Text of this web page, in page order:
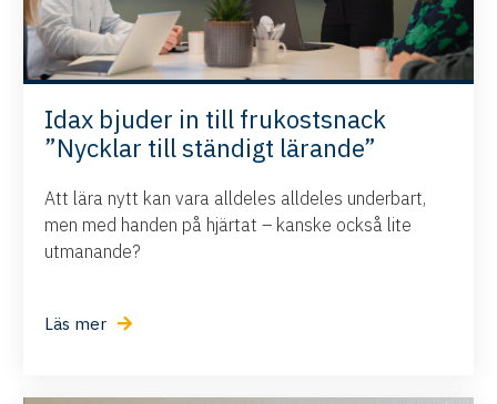
Idax bjuder in till frukostsnack
”Nycklar till ständigt lärande”
Att lära nytt kan vara alldeles alldeles underbart,
men med handen på hjärtat – kanske också lite
utmanande?
Läs mer